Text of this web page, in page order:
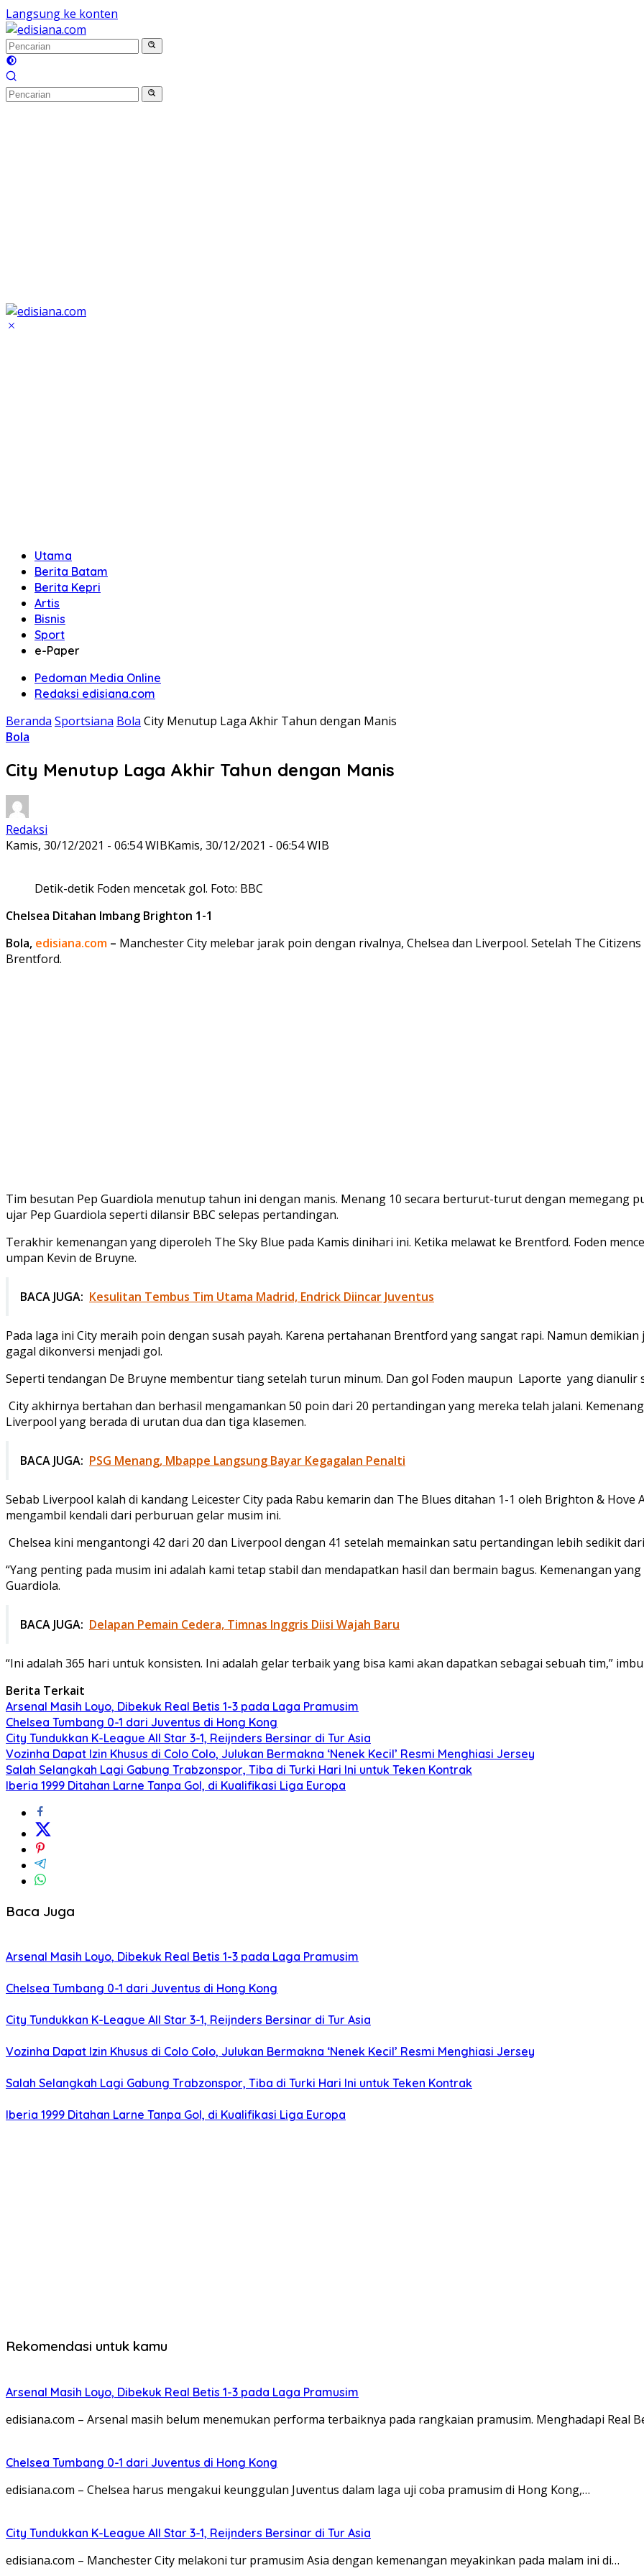
Langsung ke konten
Utama
Berita Batam
Berita Kepri
Artis
Bisnis
Sport
e-Paper
Pedoman Media Online
Redaksi edisiana.com
Beranda Sportsiana Bola City Menutup Laga Akhir Tahun dengan Manis
Bola
City Menutup Laga Akhir Tahun dengan Manis
Redaksi
Kamis, 30/12/2021 - 06:54 WIBKamis, 30/12/2021 - 06:54 WIB
Detik-detik Foden mencetak gol. Foto: BBC
Chelsea Ditahan Imbang Brighton 1-1
Bola, edisiana.com – Manchester City melebar jarak poin dengan rivalnya, Chelsea dan Liverpool. Setelah The
Brentford.
Tim besutan Pep Guardiola menutup tahun ini dengan manis. Menang 10 secara berturut-turut dengan memegang
ujar Pep Guardiola seperti dilansir BBC selepas pertandingan.
Terakhir kemenangan yang diperoleh The Sky Blue pada Kamis dinihari ini. Ketika melawat ke Brentford. Foden
umpan Kevin de Bruyne.
BACA JUGA: Kesulitan Tembus Tim Utama Madrid, Endrick Diincar Juventus
Pada laga ini City meraih poin dengan susah payah. Karena pertahanan Brentford yang sangat rapi. Namun
gagal dikonversi menjadi gol.
Seperti tendangan De Bruyne membentur tiang setelah turun minum. Dan gol Foden maupun Laporte yang dianulir
City akhirnya bertahan dan berhasil mengamankan 50 poin dari 20 pertandingan yang mereka telah jalani.
Liverpool yang berada di urutan dua dan tiga klasemen.
BACA JUGA: PSG Menang, Mbappe Langsung Bayar Kegagalan Penalti
Sebab Liverpool kalah di kandang Leicester City pada Rabu kemarin dan The Blues ditahan 1-1 oleh Brighton & Hove
mengambil kendali dari perburuan gelar musim ini.
Chelsea kini mengantongi 42 dari 20 dan Liverpool dengan 41 setelah memainkan satu pertandingan lebih sedikit
“Yang penting pada musim ini adalah kami tetap stabil dan mendapatkan hasil dan bermain bagus. Kemenangan
Guardiola.
BACA JUGA: Delapan Pemain Cedera, Timnas Inggris Diisi Wajah Baru
“Ini adalah 365 hari untuk konsisten. Ini adalah gelar terbaik yang bisa kami akan dapatkan sebagai sebuah tim,”
Berita Terkait
Arsenal Masih Loyo, Dibekuk Real Betis 1-3 pada Laga Pramusim
Chelsea Tumbang 0-1 dari Juventus di Hong Kong
City Tundukkan K-League All Star 3-1, Reijnders Bersinar di Tur Asia
Vozinha Dapat Izin Khusus di Colo Colo, Julukan Bermakna ‘Nenek Kecil’ Resmi Menghiasi Jersey
Salah Selangkah Lagi Gabung Trabzonspor, Tiba di Turki Hari Ini untuk Teken Kontrak
Iberia 1999 Ditahan Larne Tanpa Gol, di Kualifikasi Liga Europa
Baca Juga
Arsenal Masih Loyo, Dibekuk Real Betis 1-3 pada Laga Pramusim
Chelsea Tumbang 0-1 dari Juventus di Hong Kong
City Tundukkan K-League All Star 3-1, Reijnders Bersinar di Tur Asia
Vozinha Dapat Izin Khusus di Colo Colo, Julukan Bermakna ‘Nenek Kecil’ Resmi Menghiasi Jersey
Salah Selangkah Lagi Gabung Trabzonspor, Tiba di Turki Hari Ini untuk Teken Kontrak
Iberia 1999 Ditahan Larne Tanpa Gol, di Kualifikasi Liga Europa
Rekomendasi untuk kamu
Arsenal Masih Loyo, Dibekuk Real Betis 1-3 pada Laga Pramusim
edisiana.com – Arsenal masih belum menemukan performa terbaiknya pada rangkaian pramusim. Menghadapi Real
Chelsea Tumbang 0-1 dari Juventus di Hong Kong
edisiana.com – Chelsea harus mengakui keunggulan Juventus dalam laga uji coba pramusim di Hong Kong,…
City Tundukkan K-League All Star 3-1, Reijnders Bersinar di Tur Asia
edisiana.com – Manchester City melakoni tur pramusim Asia dengan kemenangan meyakinkan pada malam ini di…